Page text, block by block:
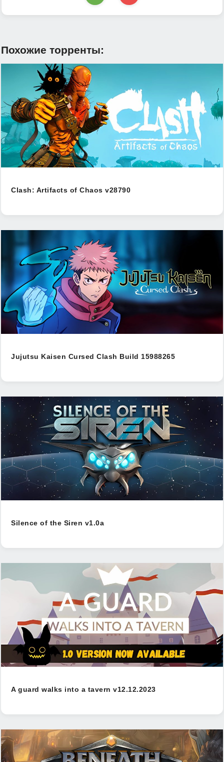
Похожие торренты:
Clash: Artifacts of Chaos v28790
Jujutsu Kaisen Cursed Clash Build 15988265
Silence of the Siren v1.0a
A guard walks into a tavern v12.12.2023